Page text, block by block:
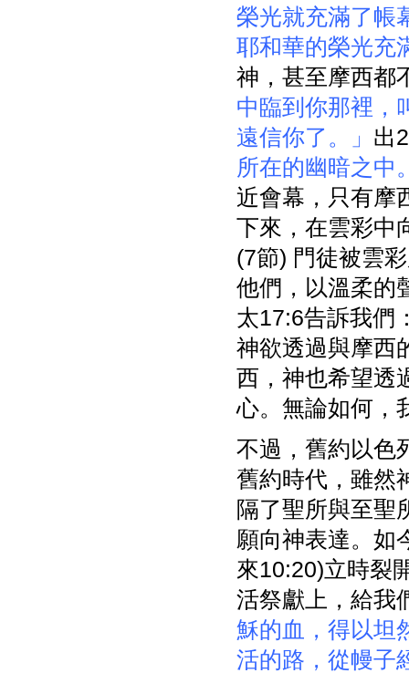
榮光就充滿了帳
耶和華的榮光充
神，甚至摩西都
中臨到你那裡，
遠信你了。」 出
所在的幽暗之中
近會幕，只有摩
下來，在雲彩中
(7節) 門徒被雲
他們，以溫柔的
太17:6告訴我們
神欲透過與摩西
西，神也希望透
心。無論如何，
不過，舊約以色
舊約時代，雖然
隔了聖所與至聖
願向神表達。如
來10:20)立時裂
活祭獻上，給我
穌的血，得以坦
活的路，從幔子